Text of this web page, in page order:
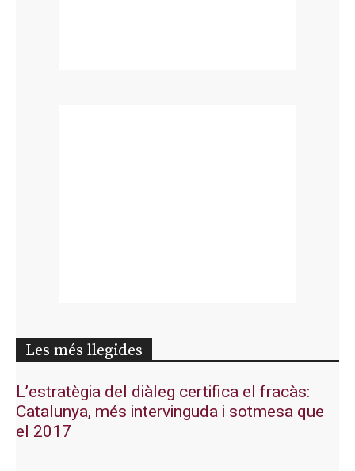
Les més llegides
L’estratègia del diàleg certifica el fracàs:
Catalunya, més intervinguda i sotmesa que
el 2017